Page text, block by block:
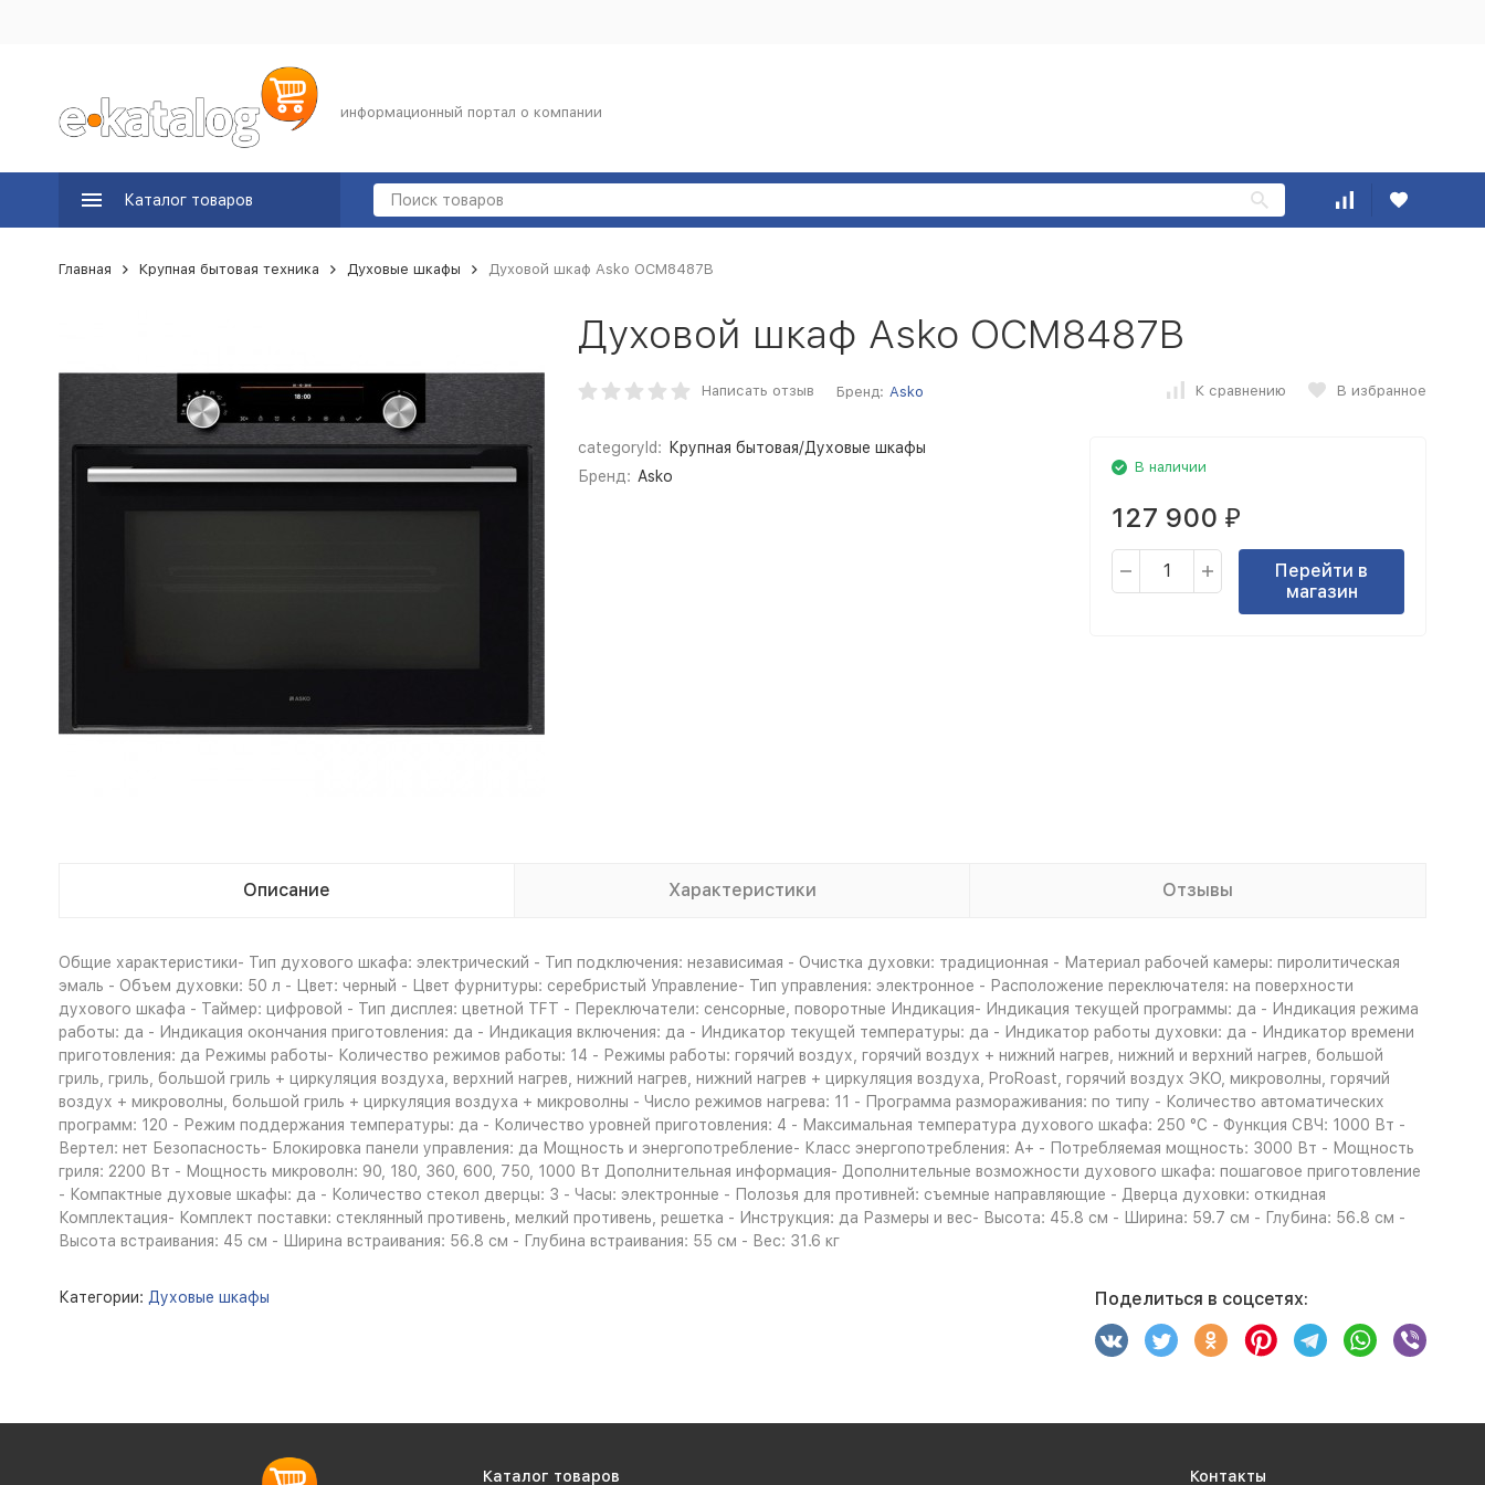
информационный портал о компании
Каталог товаров
Главная Крупная бытовая техника Духовые шкафы Духовой шкаф Asko OCM8487B
Духовой шкаф Asko OCM8487B
Написать отзыв Бренд: Asko К сравнению В избранное
categoryId:
Крупная бытовая/Духовые шкафы
Бренд: Asko
В наличии
127 900 ₽
Перейти в
магазин
Описание Характеристики Отзывы
Общие характеристики- Тип духового шкафа: электрический - Тип подключения: независимая - Очистка духовки: традиционная - Материал рабочей камеры: пиролитическая
эмаль - Объем духовки: 50 л - Цвет: черный - Цвет фурнитуры: серебристый Управление- Тип управления: электронное - Расположение переключателя: на поверхности
духового шкафа - Таймер: цифровой - Тип дисплея: цветной TFT - Переключатели: сенсорные, поворотные Индикация- Индикация текущей программы: да - Индикация режима
работы: да - Индикация окончания приготовления: да - Индикация включения: да - Индикатор текущей температуры: да - Индикатор работы духовки: да - Индикатор времени
приготовления: да Режимы работы- Количество режимов работы: 14 - Режимы работы: горячий воздух, горячий воздух + нижний нагрев, нижний и верхний нагрев, большой
гриль, гриль, большой гриль + циркуляция воздуха, верхний нагрев, нижний нагрев, нижний нагрев + циркуляция воздуха, ProRoast, горячий воздух ЭКО, микроволны, горячий
воздух + микроволны, большой гриль + циркуляция воздуха + микроволны - Число режимов нагрева: 11 - Программа размораживания: по типу - Количество автоматических
программ: 120 - Режим поддержания температуры: да - Количество уровней приготовления: 4 - Максимальная температура духового шкафа: 250 °С - Функция СВЧ: 1000 Вт -
Вертел: нет Безопасность- Блокировка панели управления: да Мощность и энергопотребление- Класс энергопотребления: A+ - Потребляемая мощность: 3000 Вт - Мощность
гриля: 2200 Вт - Мощность микроволн: 90, 180, 360, 600, 750, 1000 Вт Дополнительная информация- Дополнительные возможности духового шкафа: пошаговое приготовление
- Компактные духовые шкафы: да - Количество стекол дверцы: 3 - Часы: электронные - Полозья для противней: съемные направляющие - Дверца духовки: откидная
Комплектация- Комплект поставки: стеклянный противень, мелкий противень, решетка - Инструкция: да Размеры и вес- Высота: 45.8 см - Ширина: 59.7 см - Глубина: 56.8 см -
Высота встраивания: 45 см - Ширина встраивания: 56.8 см - Глубина встраивания: 55 см - Вес: 31.6 кг
Категории: Духовые шкафы Поделиться в соцсетях:
Каталог товаров Контакты